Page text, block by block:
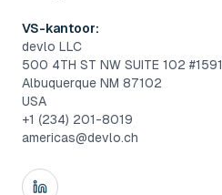
VS-kantoor:
devlo LLC
500 4TH ST NW SUITE 102 #1591
Albuquerque NM 87102
USA
+1 (234) 201-8019
americas@devlo.ch